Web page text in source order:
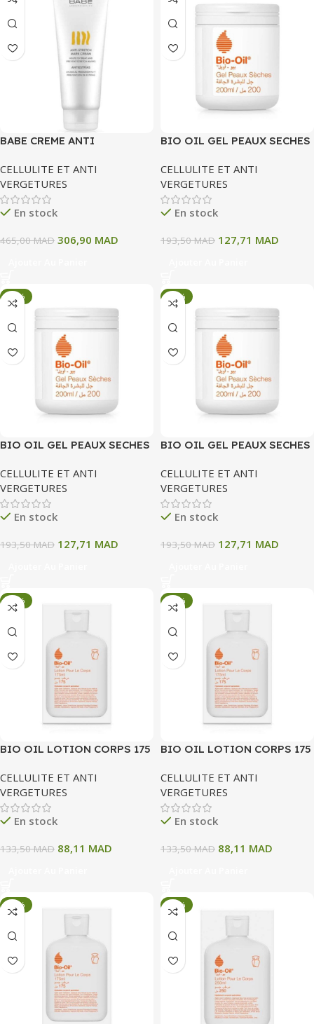
BABE CREME ANTI
CELLULITE ET ANTI
VERGETURES
En stock
465,00MAD 306,90 MAD
BIO OIL GEL PEAUX SECHES
CELLULITE ET ANTI
VERGETURES
En stock
193,50MAD 127,71 MAD
-34%
BIO OIL GEL PEAUX SECHES
CELLULITE ET ANTI
VERGETURES
En stock
193,50MAD 127,71 MAD
-34%
BIO OIL GEL PEAUX SECHES
CELLULITE ET ANTI
VERGETURES
En stock
193,50MAD 127,71 MAD
-34%
BIO OIL LOTION CORPS 175
CELLULITE ET ANTI
VERGETURES
En stock
133,50MAD 88,11 MAD
-34%
BIO OIL LOTION CORPS 175
CELLULITE ET ANTI
VERGETURES
En stock
133,50MAD 88,11 MAD
-34% -34%